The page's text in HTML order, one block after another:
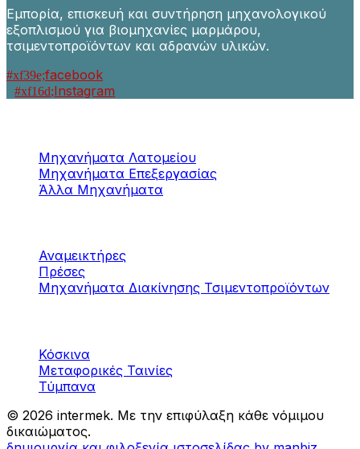
Εμπορία, επισκευή και συντήρηση μηχανολογικού
εξοπλισμού για βιομηχανίες μαρμάρου,
τσιμεντοπροϊόντων και αδρανών υλικών.
facebook
Instagram
Μηχανήματα Λατομείου
Μηχανήματα Επεξεργασίας
Άλλα Μηχανήματα
Αναμεικτήρες
Πρέσες
Μηχανήματα Διακίνησης Τσιμεντοπροϊόντων
Κόσκινα
Μεταφορικές Ταινίες
Τύμπανα
© 2026 intermek. Με την επιφύλαξη κάθε νόμιμου
δικαιώματος.